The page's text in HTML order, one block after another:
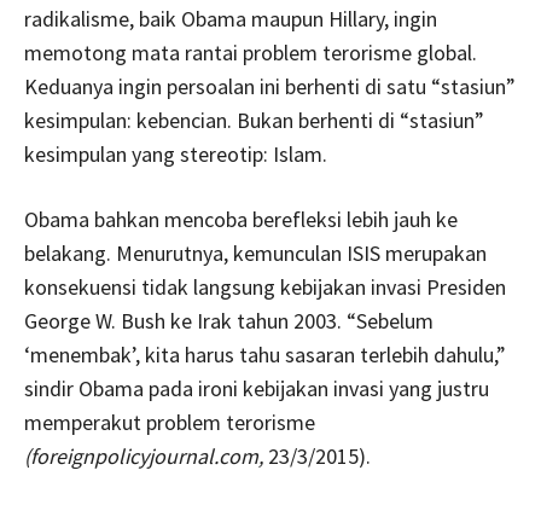
radikalisme, baik Obama maupun Hillary, ingin
memotong mata rantai problem terorisme global.
Keduanya ingin persoalan ini berhenti di satu “stasiun”
kesimpulan: kebencian. Bukan berhenti di “stasiun”
kesimpulan yang stereotip: Islam.
Obama bahkan mencoba berefleksi lebih jauh ke
belakang. Menurutnya, kemunculan ISIS merupakan
konsekuensi tidak langsung kebijakan invasi Presiden
George W. Bush ke Irak tahun 2003. “Sebelum
‘menembak’, kita harus tahu sasaran terlebih dahulu,”
sindir Obama pada ironi kebijakan invasi yang justru
memperakut problem terorisme
(foreignpolicyjournal.com, 23/3/2015).